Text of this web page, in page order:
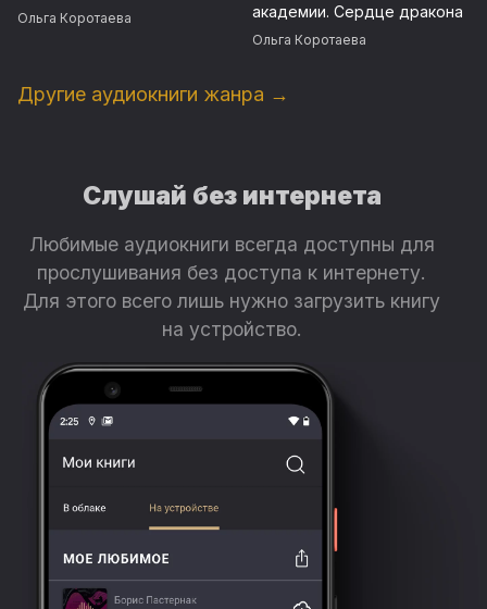
Ольга Коротаева
академии. Сердце дракона
Ольга Коротаева
Другие аудиокниги жанра →
Слушай без интернета
Любимые аудиокниги всегда доступны для
прослушивания без доступа к интернету.
Для этого всего лишь нужно загрузить книгу
на устройство.